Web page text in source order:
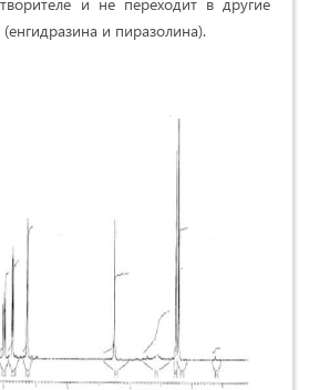
и пиразолина).